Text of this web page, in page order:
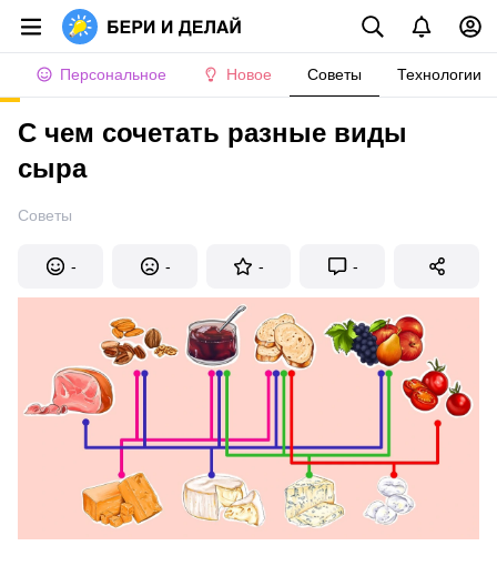
Персональное Новое Советы Технологии
С чем сочетать разные виды
сыра
Советы
- - - -